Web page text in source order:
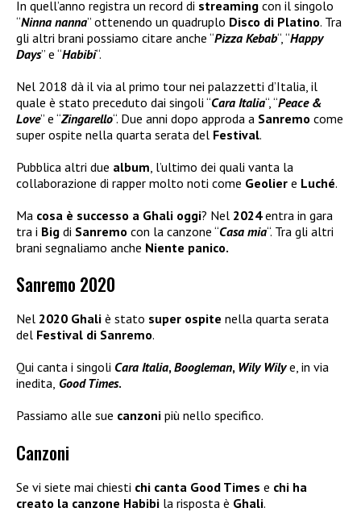
In quell’anno registra un record di streaming con il singolo
“Ninna nanna” ottenendo un quadruplo Disco di Platino. Tra
gli altri brani possiamo citare anche “Pizza Kebab“, “Happy
Days” e “Habibi“.
Nel 2018 dà il via al primo tour nei palazzetti d’Italia, il
quale è stato preceduto dai singoli “Cara Italia“, “Peace &
Love” e “Zingarello“. Due anni dopo approda a Sanremo come
super ospite nella quarta serata del Festival.
Pubblica altri due album , l’ultimo dei quali vanta la
collaborazione di rapper molto noti come Geolier e Luché.
Ma cosa è successo a Ghali oggi? Nel 2024entra in gara
tra i Big di Sanremo con la canzone “Casa mia“. Tra gli altri
brani segnaliamo anche Niente panico.
Sanremo 2020
Nel 2020 Ghali è stato super ospite nella quarta serata
del Festival di Sanremo.
Qui canta i singoli Cara Italia,Boogleman, Wily Wilye, in via
inedita, Good Times.
Passiamo alle sue canzoni più nello specifico.
Canzoni
Se vi siete mai chiesti chi canta Good Times e chi ha
creato la canzone Habibi la risposta è Ghali.